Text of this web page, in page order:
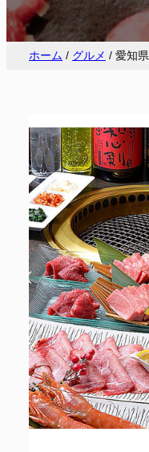
ホーム / グルメ / 愛知県